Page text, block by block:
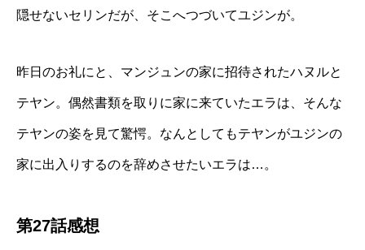
隠せないセリンだが、そこへつづいてユジンが。
昨日のお礼にと、マンジュンの家に招待されたハヌルと
テヤン。偶然書類を取りに家に来ていたエラは、そんな
テヤンの姿を見て驚愕。なんとしてもテヤンがユジンの
家に出入りするのを辞めさせたいエラは…。
第27話感想